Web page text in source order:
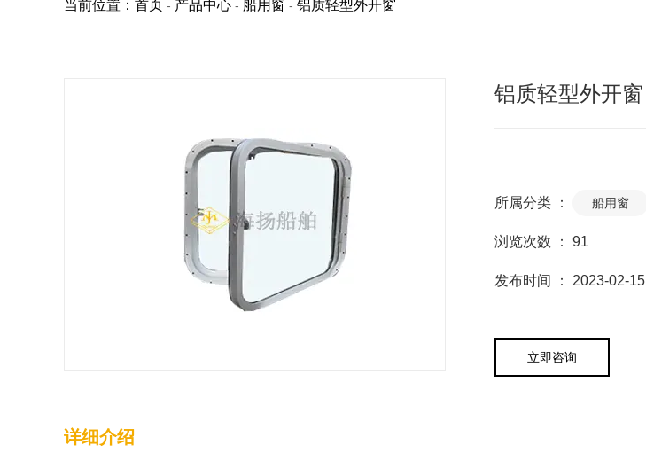
当前位置：首页 - 产品中心 - 船用窗 - 铝质轻型外开窗
铝质轻型外开窗
所属分类 ： 船用窗
浏览次数 ： 91
发布时间 ： 2023-02-15
立即咨询
详细介绍